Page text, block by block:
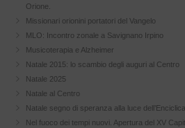
Orione.
Missionari orionini portatori del Vangelo
MLO: Incontro zonale a Savignano Irpino
Musicoterapia e Alzheimer
Natale 2015: lo scambio degli auguri al Centro
Natale 2025
Natale al Centro
Natale segno di speranza alla luce
Nel fuoco dei tempi nuovi. Apertura del XV